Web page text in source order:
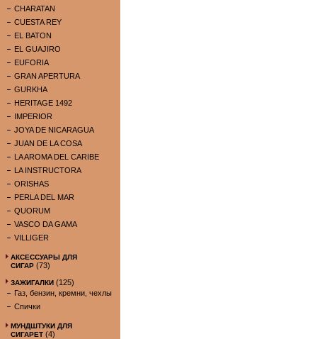
CHARATAN
CUESTA REY
EL BATON
EL GUAJIRO
EUFORIA
GRAN APERTURA
GURKHA
HERITAGE 1492
IMPERIOR
JOYA DE NICARAGUA
JUAN DE LA COSA
LA AROMA DEL CARIBE
LA INSTRUCTORA
ORISHAS
PERLA DEL MAR
QUORUM
VASCO DA GAMA
VILLIGER
АКСЕССУАРЫ ДЛЯ
СИГАР (73)
ЗАЖИГАЛКИ (125)
Газ, бензин, кремни, чехлы
Спички
МУНДШТУКИ ДЛЯ
СИГАРЕТ (4)